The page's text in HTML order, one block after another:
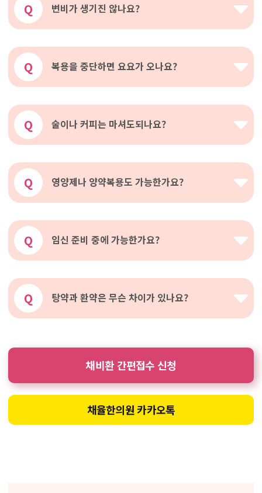
Q 변비가 생기진 않나요?
Q 복용을 중단하면 요요가 오나요?
Q 술이나 커피는 마셔도되나요?
Q 영양제나 양약복용도 가능한가요?
Q 임신 준비 중에 가능한가요?
Q 탕약과 환약은 무슨 차이가 있나요?
채비환 간편접수 신청
채율한의원 카카오톡